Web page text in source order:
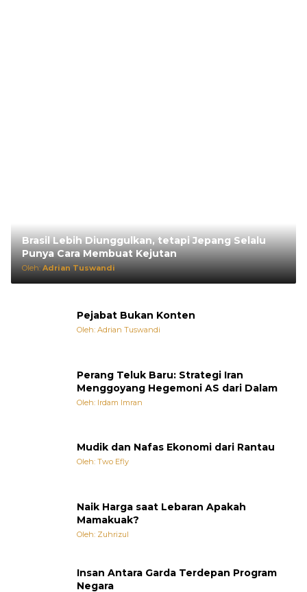
Brasil Lebih Diunggulkan, tetapi Jepang Selalu
Punya Cara Membuat Kejutan
Oleh: Adrian Tuswandi
Pejabat Bukan Konten
Oleh: Adrian Tuswandi
Perang Teluk Baru: Strategi Iran
Menggoyang Hegemoni AS dari Dalam
Oleh: Irdam Imran
Mudik dan Nafas Ekonomi dari Rantau
Oleh: Two Efly
Naik Harga saat Lebaran Apakah
Mamakuak?
Oleh: Zuhrizul
Insan Antara Garda Terdepan Program
Negara